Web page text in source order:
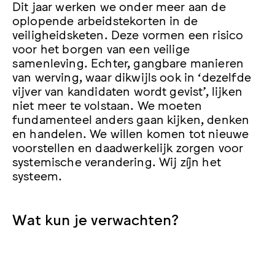
Dit jaar werken we onder meer aan de
oplopende arbeidstekorten in de
veiligheidsketen. Deze vormen een risico
voor het borgen van een veilige
samenleving. Echter, gangbare manieren
van werving, waar dikwijls ook in ‘dezelfde
vijver van kandidaten wordt gevist’, lijken
niet meer te volstaan. We moeten
fundamenteel anders gaan kijken, denken
en handelen. We willen komen tot nieuwe
voorstellen en daadwerkelijk zorgen voor
systemische verandering. Wij zíjn het
systeem.
Wat kun je verwachten?